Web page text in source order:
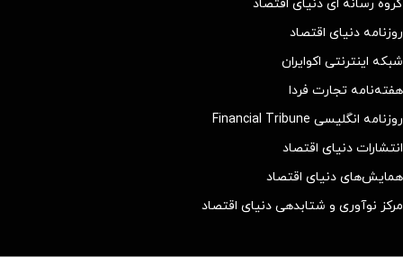
گروه رسانه ای دنیای اقتصاد
روزنامه دنیای اقتصاد
شبکه اینترنتی اکوایران
هفته‌نامه تجارت فردا
روزنامه انگلیسی Financial Tribune
انتشارات دنیای اقتصاد
همایش‌های دنیای اقتصاد
مرکز نوآوری و شتابدهی دنیای اقتصاد